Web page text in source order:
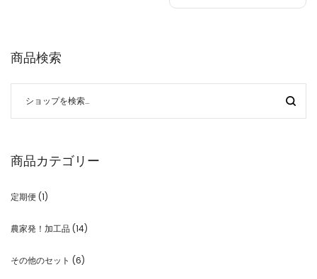
商品検索
商品カテゴリー
定期便 (1)
農家発！加工品 (14)
その他のセット (6)